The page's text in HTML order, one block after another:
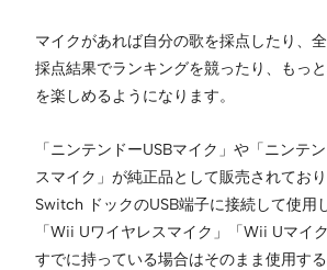
マイクがあれば自分の歌を採点したり、
採点結果でランキングを競ったり、もっ
を楽しめるようになります。
「ニンテンドーUSBマイク」や「ニンテ
スマイク」が純正品として販売されてお
Switch ドックのUSB端子に接続して使用
「Wii Uワイヤレスマイク」「Wii Uマイ
すでに持っている場合はそのまま使用する